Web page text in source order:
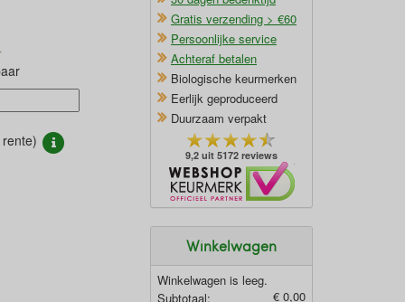
Gratis verzending > €60
Persoonlijke service
Achteraf betalen
Biologische keurmerken
Eerlijk geproduceerd
Duurzaam verpakt
9,2 uit 5172 reviews
Winkelwagen
Winkelwagen is leeg.
Subtotaal:
€ 0,00